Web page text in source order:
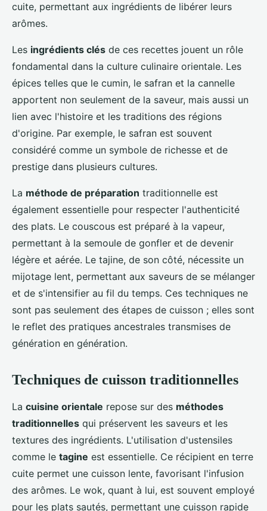
cuite, permettant aux ingrédients de libérer leurs
arômes.
Les ingrédients clés de ces recettes jouent un rôle
fondamental dans la culture culinaire orientale. Les
épices telles que le cumin, le safran et la cannelle
apportent non seulement de la saveur, mais aussi un
lien avec l'histoire et les traditions des régions
d'origine. Par exemple, le safran est souvent
considéré comme un symbole de richesse et de
prestige dans plusieurs cultures.
La méthode de préparation traditionnelle est
également essentielle pour respecter l'authenticité
des plats. Le couscous est préparé à la vapeur,
permettant à la semoule de gonfler et de devenir
légère et aérée. Le tajine, de son côté, nécessite un
mijotage lent, permettant aux saveurs de se mélanger
et de s'intensifier au fil du temps. Ces techniques ne
sont pas seulement des étapes de cuisson ; elles sont
le reflet des pratiques ancestrales transmises de
génération en génération.
Techniques de cuisson traditionnelles
La cuisine orientale repose sur des méthodes
traditionnelles qui préservent les saveurs et les
textures des ingrédients. L'utilisation d'ustensiles
comme le tagine est essentielle. Ce récipient en terre
cuite permet une cuisson lente, favorisant l'infusion
des arômes. Le wok, quant à lui, est souvent employé
pour les plats sautés, permettant une cuisson rapide